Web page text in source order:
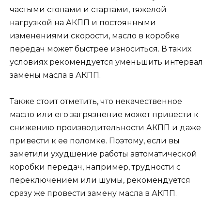
частыми стопами и стартами, тяжелой
нагрузкой на АКПП и постоянными
изменениями скорости, масло в коробке
передач может быстрее износиться. В таких
условиях рекомендуется уменьшить интервал
замены масла в АКПП.
Также стоит отметить, что некачественное
масло или его загрязнение может привести к
снижению производительности АКПП и даже
привести к ее поломке. Поэтому, если вы
заметили ухудшение работы автоматической
коробки передач, например, трудности с
переключением или шумы, рекомендуется
сразу же провести замену масла в АКПП.